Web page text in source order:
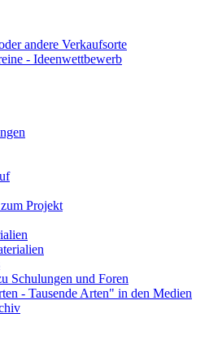
andere Verkaufsorte
- Ideenwettbewerb
Projekt
Schulungen und Foren
- Tausende Arten" in den Medien